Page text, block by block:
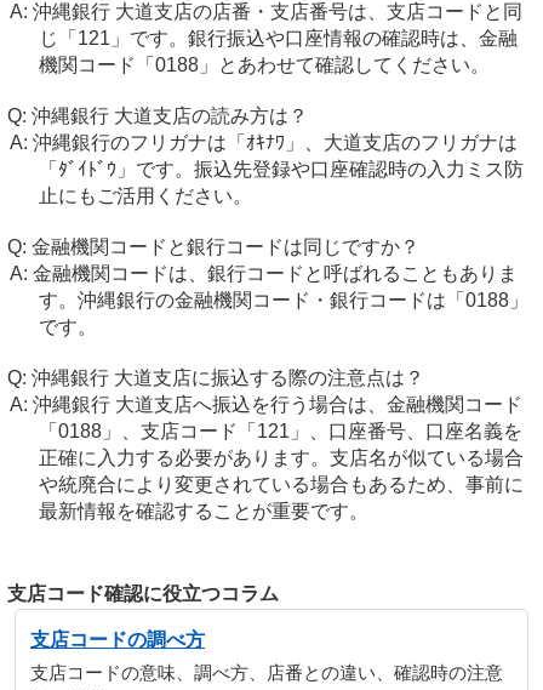
沖縄銀行 大道支店の店番・支店番号は、支店コードと同
じ「121」です。銀行振込や口座情報の確認時は、金融
機関コード「0188」とあわせて確認してください。
沖縄銀行 大道支店の読み方は？
沖縄銀行のフリガナは「ｵｷﾅﾜ」、大道支店のフリガナは
「ﾀﾞｲﾄﾞｳ」です。振込先登録や口座確認時の入力ミス防
止にもご活用ください。
金融機関コードと銀行コードは同じですか？
金融機関コードは、銀行コードと呼ばれることもありま
す。沖縄銀行の金融機関コード・銀行コードは「0188」
です。
沖縄銀行 大道支店に振込する際の注意点は？
沖縄銀行 大道支店へ振込を行う場合は、金融機関コード
「0188」、支店コード「121」、口座番号、口座名義を
正確に入力する必要があります。支店名が似ている場合
や統廃合により変更されている場合もあるため、事前に
最新情報を確認することが重要です。
支店コード確認に役立つコラム
支店コードの調べ方
支店コードの意味、調べ方、店番との違い、確認時の注意